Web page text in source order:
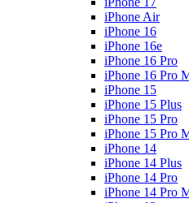
iPhone Air
iPhone 16
iPhone 16e
iPhone 16 Pro
iPhone 16 Pro
iPhone 15
iPhone 15 Plus
iPhone 15 Pro
iPhone 15 Pro
iPhone 14
iPhone 14 Plus
iPhone 14 Pro
iPhone 14 Pro